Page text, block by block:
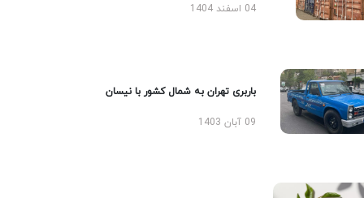
04 اسفند 1404
باربری تهران به شمال کشور با نیسان
09 آبان 1403